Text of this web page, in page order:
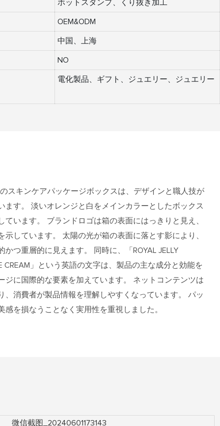
ホットスタンプ、くり抜き加工
OEM&ODM
中国、上海
NO
電化製品、ギフト、ジュエリー、ジュエリー
のスキンケアパッケージボックスは、デザインと職人技が
ます。 淡いオレンジと白をメインカラーとしたボックス
ています。 ブランドロゴは箱の表面にはっきりと見え、
示しています。 太陽の光が箱の表面に落とす影により、
つ重層的に見えます。 同時に、「ROYAL JELLY
CREAM」という英語の文字は、製品の主な成分と効能を
ジに国際的な要素を加えています。 ネットコンテンツは
、消費者が製品情報を理解しやすくなっています。 パッ
感を損なうことなく実用性を重視しました。